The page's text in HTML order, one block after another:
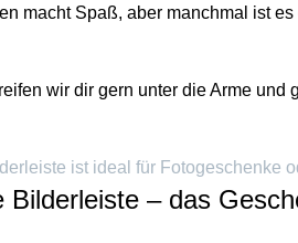
macht Spaß, aber manchmal ist
wir dir gern unter die Arme
ist ideal für Fotogeschenke
Bilderleiste – das